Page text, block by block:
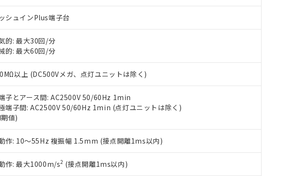
シュインPlus端子台
的: 最大30回/分
的: 最大60回/分
以上 (DC500Vメガ、点灯ユニットは除く)
子とアース間: AC2500V 50/60Hz 1min
端子間: AC2500V 50/60Hz 1min (点灯ユニットは除く)
値)
作: 10～55Hz 複振幅 1.5mm (接点開離1ms以内)
作: 最大1000m/s2 (接点開離1ms以内)
が、当社の製品・サービスに関するお客様との取引・商談に必要な範囲で利用すること
さい。
※当社の共同利用者とは、"個人情報の共同利用に関して"
の「1.共同利用者の範囲」
いる法人を指します。
下記の非含有証明書をダウンロードすることができます。
EU RoHS指令（10物質）の非含有証明書
51物質の非含有証明書（当社基準）
※本証明書は発行日時点で非含有を証明するもので、過去に遡って非含有を証明するものでは
また、RoHS指令のフタル酸エステル類４物質の対応では、対応完了までの期間は出荷製品
混在することから備考欄に対応日を記載しておりました。
り割愛しております。
白